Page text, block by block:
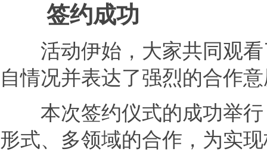
签约成功
活动伊始，大家共同观看
自情况并表达了强烈的合作
本次签约仪式的成功举行
形式、多领域的合作，为实